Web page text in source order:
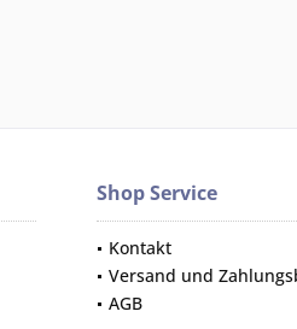
Shop Service
Kontakt
Versand und
AGB